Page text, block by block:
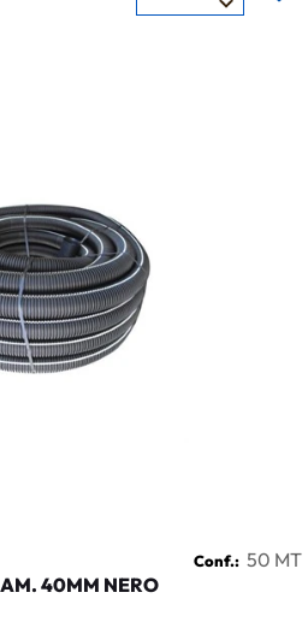
Conf.: 50 MT
40MM NERO